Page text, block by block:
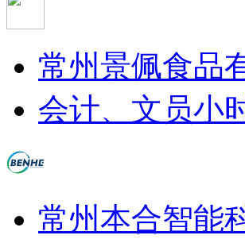
常州景佩食品
会计、文员小
常州本合智能